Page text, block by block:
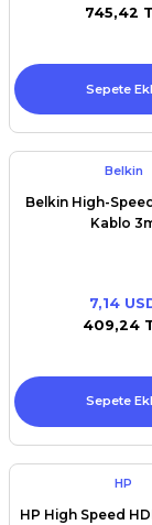
745,42
Sepete
Belkin
Belkin High-
Kablo
7,14
409,24
Sepete
HP
HP High Speed